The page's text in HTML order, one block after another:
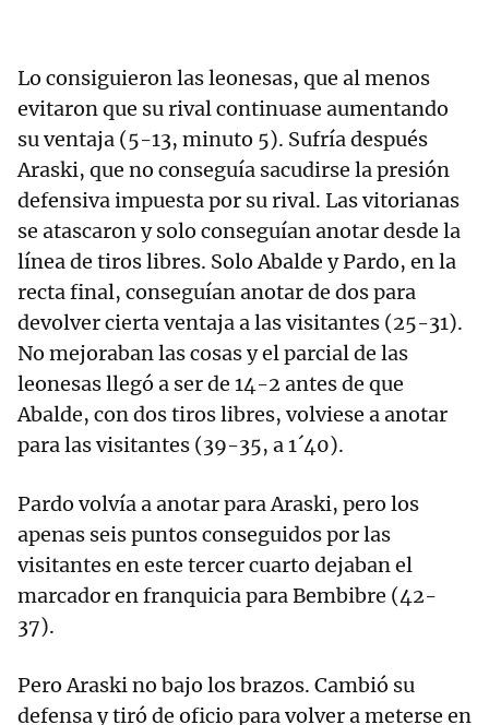
Lo consiguieron las leonesas, que al menos
evitaron que su rival continuase aumentando
su ventaja (5-13, minuto 5). Sufría después
Araski, que no conseguía sacudirse la presión
defensiva impuesta por su rival. Las vitorianas
se atascaron y solo conseguían anotar desde la
línea de tiros libres. Solo Abalde y Pardo, en la
recta final, conseguían anotar de dos para
devolver cierta ventaja a las visitantes (25-31).
No mejoraban las cosas y el parcial de las
leonesas llegó a ser de 14-2 antes de que
Abalde, con dos tiros libres, volviese a anotar
para las visitantes (39-35, a 1´40).
Pardo volvía a anotar para Araski, pero los
apenas seis puntos conseguidos por las
visitantes en este tercer cuarto dejaban el
marcador en franquicia para Bembibre (42-
37).
Pero Araski no bajo los brazos. Cambió su
defensa y tiró de oficio para volver a meterse en